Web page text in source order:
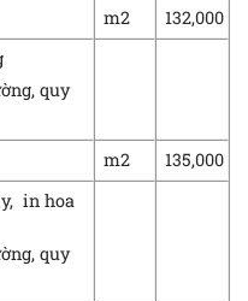
m2
132,000
quy
m2
135,000
in hoa
quy